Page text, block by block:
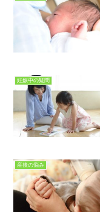
妊娠中の疑問
産後の悩み